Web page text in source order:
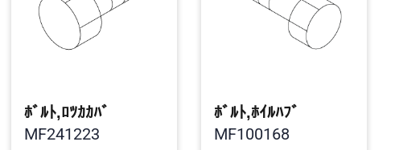
ﾎﾞﾙﾄ,ﾛﾂｶｶﾊﾞ
MF241223
ﾎﾞﾙﾄ,ﾎｲﾙﾊﾌﾞ
MF100168